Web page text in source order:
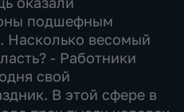
подшефным
Насколько весомый
- Работники
свой
В этой сфере в